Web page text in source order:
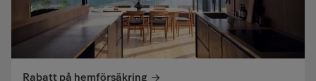
Rabatt på hemförsäkring